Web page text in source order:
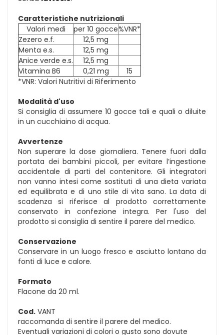
Caratteristiche nutrizionali
Valori medi
per 10 gocce%VNR*
Zezero e.f.
12,5 mg
Menta e.s.
12,5 mg
Anice verde e.s.
12,5 mg
Vitamina B6
0,21 mg
15
*VNR: Valori Nutritivi di Riferimento
Modalità d'uso
Si consiglia di assumere 10 gocce tali e quali o diluite
in un cucchiaino di acqua.
Avvertenze
Non superare la dose giornaliera. Tenere fuori dalla
portata dei bambini piccoli, per evitare l’ingestione
accidentale di parti del contenitore. Gli integratori
non vanno intesi come sostituti di una dieta variata
ed equilibrata e di uno stile di vita sano. La data di
scadenza si riferisce al prodotto correttamente
conservato in confezione integra. Per l'uso del
prodotto si consiglia di sentire il parere del medico.
Conservazione
Conservare in un luogo fresco e asciutto lontano da
fonti di luce e calore.
Formato
Flacone da 20 ml.
Cod. VANT
raccomanda di sentire il parere del medico.
Eventuali variazioni di colori o gusto sono dovute